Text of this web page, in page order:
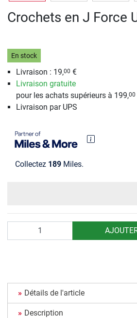
Crochets en J Force
En stock
Livraison : 19,00 €
Livraison gratuite
pour les achats supérieurs à 199,00
Livraison par UPS
Collectez 189 Miles.
Détails de l'article
Description